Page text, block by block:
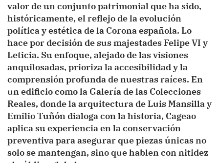
valor de un conjunto patrimonial que ha sido,
históricamente, el reflejo de la evolución
política y estética de la Corona española. Lo
hace por decisión de sus majestades Felipe VI y
Leticia. Su enfoque, alejado de las visiones
anquilosadas, prioriza la accesibilidad y la
comprensión profunda de nuestras raíces. En
un edificio como la Galería de las Colecciones
Reales, donde la arquitectura de Luis Mansilla y
Emilio Tuñón dialoga con la historia, Cageao
aplica su experiencia en la conservación
preventiva para asegurar que piezas únicas no
solo se mantengan, sino que hablen con nitidez